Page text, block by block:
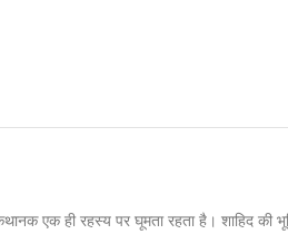
एक ही रहस्य पर घूमता रहता है। शाहिद की